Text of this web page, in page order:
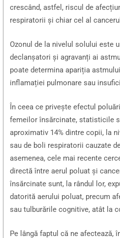
crescând, astfel, riscul de
respiratorii și chiar cel al
Ozonul de la nivelul solului este
declanșatori și agravanți ai
poate determina apariția
inflamației pulmonare sau
În ceea ce privește efectul
femeilor însărcinate, statisticile
aproximativ 14% dintre copii, la
sau de boli respiratorii cauzate
asemenea, cele mai recente
directă între aerul poluat și
însărcinate sunt, la rândul lor,
datorită aerului poluat, precum
sau tulburările cognitive, atât la
Pe lângă faptul că ne afectează,